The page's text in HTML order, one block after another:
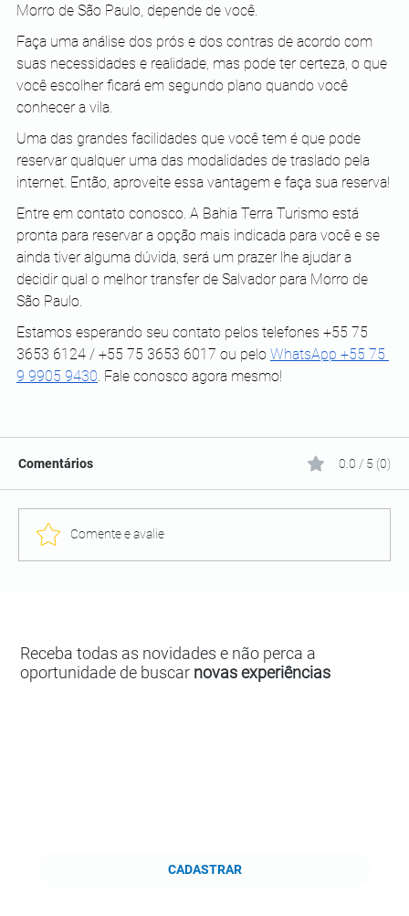
Morro de São Paulo, depende de você.
Faça uma análise dos prós e dos contras de acordo com
suas necessidades e realidade, mas pode ter certeza, o que
você escolher ficará em segundo plano quando você
conhecer a vila.
Uma das grandes facilidades que você tem é que pode
reservar qualquer uma das modalidades de traslado pela
internet. Então, aproveite essa vantagem e faça sua reserva!
Entre em contato conosco. A Bahia Terra Turismo está
pronta para reservar a opção mais indicada para você e se
ainda tiver alguma dúvida, será um prazer lhe ajudar a
decidir qual o melhor transfer de Salvador para Morro de
São Paulo.
Estamos esperando seu contato pelos telefones +55 75
3653 6124 / +55 75 3653 6017 ou pelo WhatsApp +55 75
9 9905 9430 . Fale conosco agora mesmo!
Comentários 0.0 / 5 (0)
Comente e avalie
Receba todas as novidades e não perca a
oportunidade de buscar novas experiências
CADASTRAR